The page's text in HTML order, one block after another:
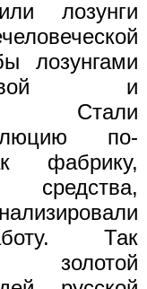
лозунги
лозунгами
и
Стали
по-
фабрику,
Так